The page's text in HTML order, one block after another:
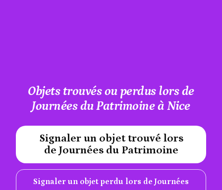
Objets trouvés ou perdus lors de
Journées du Patrimoine à Nice
Signaler un objet trouvé lors
de Journées du Patrimoine
Signaler un objet perdu lors de Journées
#A12AEB